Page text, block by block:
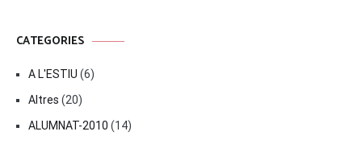
CATEGORIES
A L'ESTIU (6)
Altres (20)
ALUMNAT-2010 (14)